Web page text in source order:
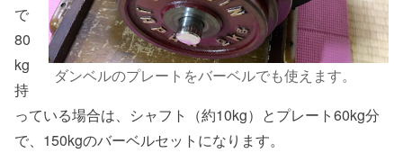
ダンベルのプレートをバーベルでも使えます。
で
80
kg
持
っている場合は、シャフト（約10kg）とプレート60kg分
で、150kgのバーベルセットになります。